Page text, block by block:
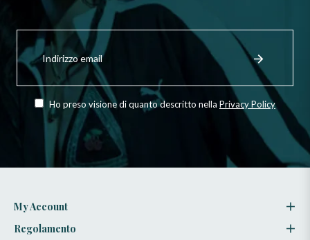
ultime
novità,
Registrati
Ho preso visione di quanto descritto nella Privacy Policy
My Account
Regolamento